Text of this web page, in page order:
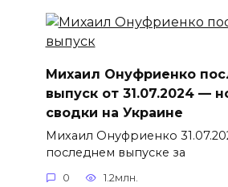
Михаил Онуфриенко
выпуск от 31.07.2024 —
сводки на Украине
Михаил Онуфриенко
последнем выпуске за
0 1.2млн.